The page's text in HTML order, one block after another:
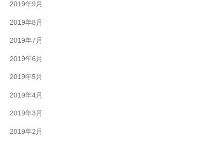
2019年9月
2019年8月
2019年7月
2019年6月
2019年5月
2019年4月
2019年3月
2019年2月